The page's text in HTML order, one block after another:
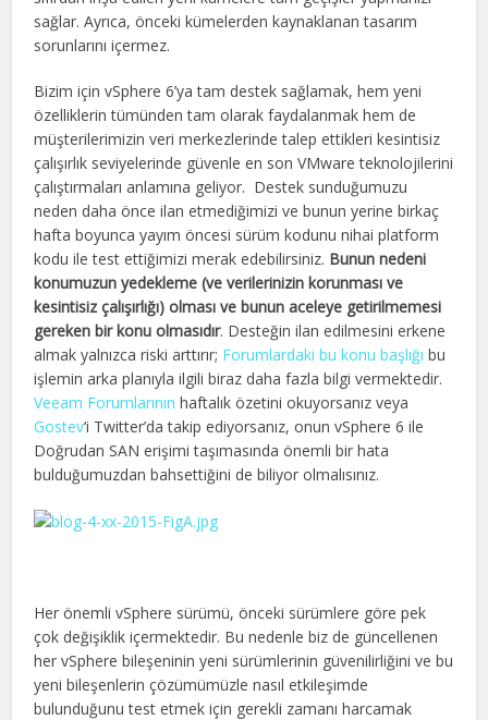
sağlar. Ayrıca, önceki kümelerden kaynaklanan tasarım
sorunlarını içermez.
Bizim için vSphere 6’ya tam destek sağlamak, hem yeni
özelliklerin tümünden tam olarak faydalanmak hem de
müşterilerimizin veri merkezlerinde talep ettikleri kesintisiz
çalışırlık seviyelerinde güvenle en son VMware teknolojilerini
çalıştırmaları anlamına geliyor. Destek sunduğumuzu
neden daha önce ilan etmediğimizi ve bunun yerine birkaç
hafta boyunca yayım öncesi sürüm kodunu nihai platform
kodu ile test ettiğimizi merak edebilirsiniz. Bunun nedeni
konumuzun yedekleme (ve verilerinizin korunması ve
kesintisiz çalışırlığı) olması ve bunun aceleye getirilmemesi
gereken bir konu olmasıdır. Desteğin ilan edilmesini erkene
almak yalnızca riski arttırır; Forumlardaki bu konu başlığı bu
işlemin arka planıyla ilgili biraz daha fazla bilgi vermektedir.
Veeam Forumlarının haftalık özetini okuyorsanız veya
Gostev‘i Twitter’da takip ediyorsanız, onun vSphere 6 ile
Doğrudan SAN erişimi taşımasında önemli bir hata
bulduğumuzdan bahsettiğini de biliyor olmalısınız.
Her önemli vSphere sürümü, önceki sürümlere göre pek
çok değişiklik içermektedir. Bu nedenle biz de güncellenen
her vSphere bileşeninin yeni sürümlerinin güvenilirliğini ve bu
yeni bileşenlerin çözümümüzle nasıl etkileşimde
bulunduğunu test etmek için gerekli zamanı harcamak